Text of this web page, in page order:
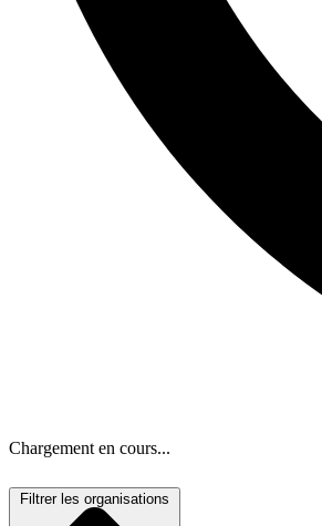
Chargement en cours...
Filtrer les organisations